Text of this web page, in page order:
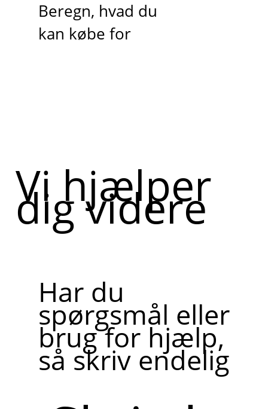
Beregn, hvad du
kan købe for
Vi hjælper
dig videre
Har du
spørgsmål eller
brug for hjælp,
så skriv endelig